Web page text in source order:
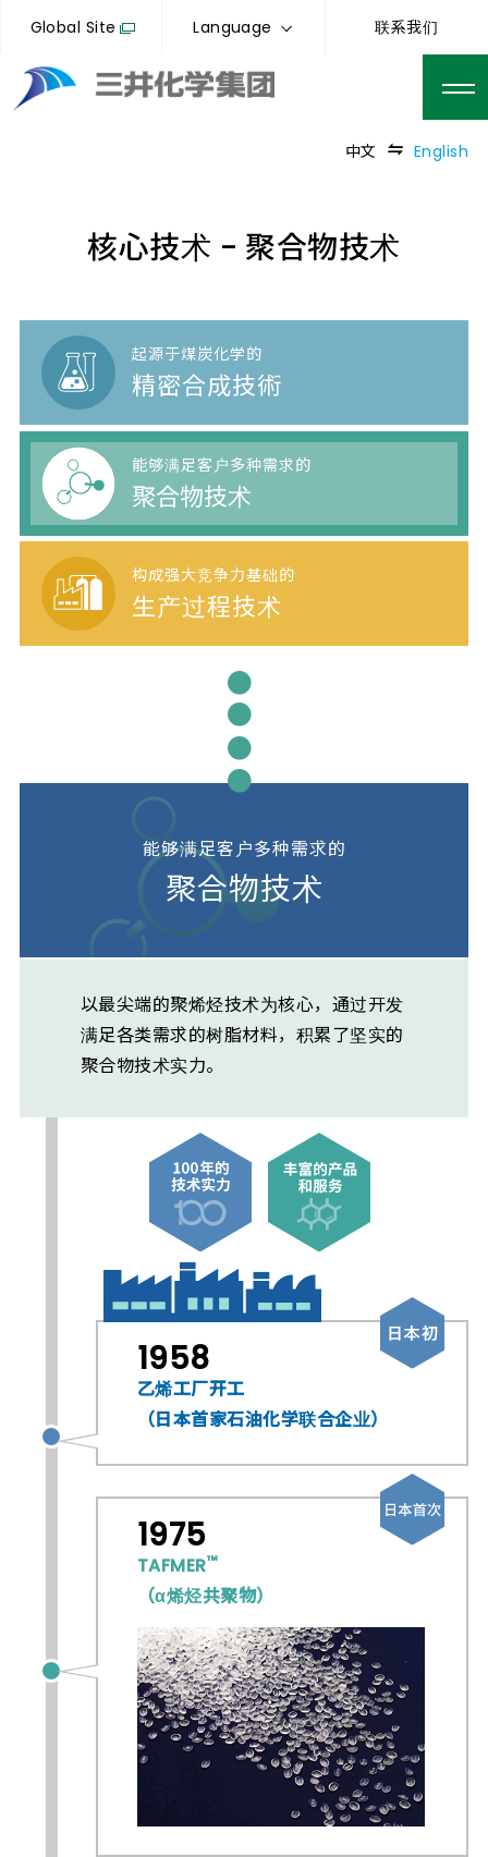
Global Site Language 联系我们
中文 English
核心技术 - 聚合物技术
起源于煤炭化学的
精密合成技術
能够满足客户多种需求的
聚合物技术
构成强大竞争力基础的
生产过程技术
●
●
●
●
能够满足客户多种需求的
聚合物技术
以最尖端的聚烯烃技术为核心，通过开发
满足各类需求的树脂材料，积累了坚实的
聚合物技术实力。
1958
乙烯工厂开工
（日本首家石油化学联合企业）
1975
TAFMER™
（α烯烃共聚物）